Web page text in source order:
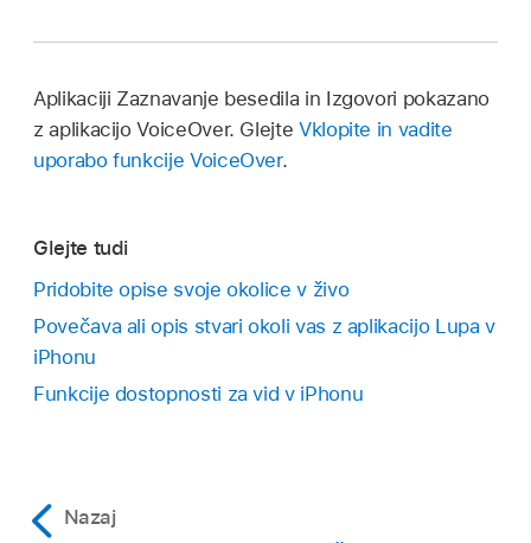
Aplikaciji Zaznavanje besedila in Izgovori pokazano
z aplikacijo VoiceOver. Glejte Vklopite in vadite
uporabo funkcije VoiceOver.
Glejte tudi
Pridobite opise svoje okolice v živo
Povečava ali opis stvari okoli vas z aplikacijo Lupa v
iPhonu
Funkcije dostopnosti za vid v iPhonu
Nazaj